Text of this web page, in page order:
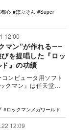
心 ぼぶそん
Super
12:00
マン”が作れる――
を提唱した『ロッ
』の功績
ンピュータ用ソフト
クマン』は任天堂の
として続編を重ねた
ロックマンメガワールド
12:09